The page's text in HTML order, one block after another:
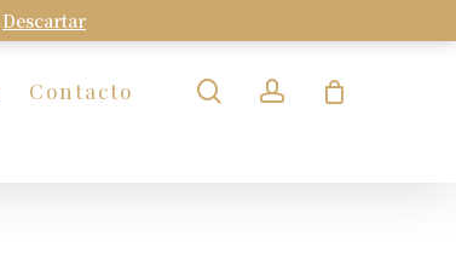
Descartar
Contacto searchaccount